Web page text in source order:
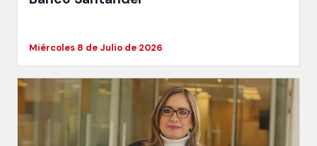
Miércoles 8 de Julio de 2026